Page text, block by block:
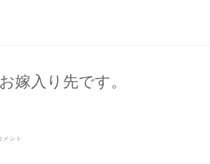
嫁入り先です。
メント